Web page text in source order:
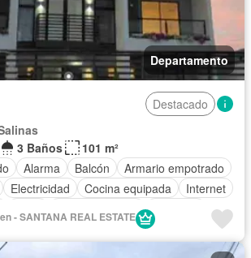
Departamento
Destacado
3 Baños
101 m²
Alarma Balcón
Armario empotrado
Electricidad Cocina equipada
Internet
- SANTANA REAL ESTATE